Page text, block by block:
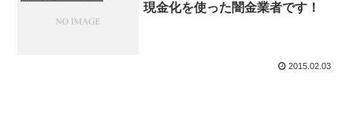
現金化を使った闇金業者です！
2015.02.03